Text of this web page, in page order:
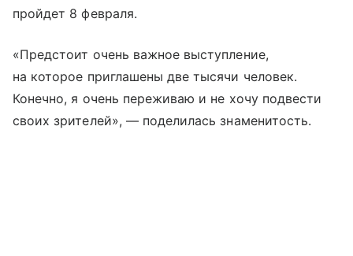
пройдет 8 февраля.
«Предстоит очень важное выступление,
на которое приглашены две тысячи человек.
Конечно, я очень переживаю и не хочу подвести
своих зрителей», — поделилась знаменитость.